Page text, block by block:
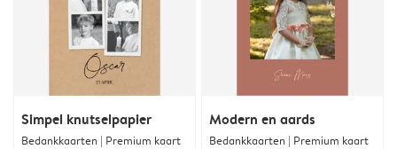
Simpel knutselpapier
Bedankkaarten | Premium kaart
Modern en aards
Bedankkaarten | Premium kaart